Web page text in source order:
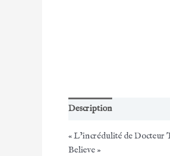
Description
« L’incrédulité de Docteur
Believe »